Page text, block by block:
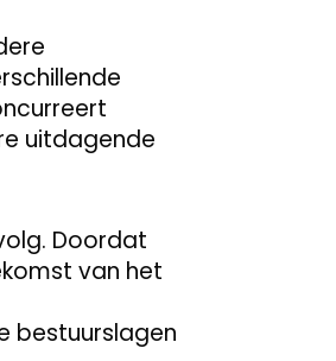
uitdagende
Doordat
van het
bestuurslagen